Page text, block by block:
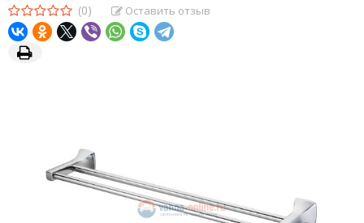
(0) Оставить отзыв